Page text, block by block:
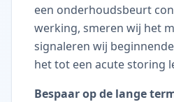
een onderhoudsbeurt
werking, smeren wij het
signaleren wij
het tot een acute storing
Bespaar op de lange